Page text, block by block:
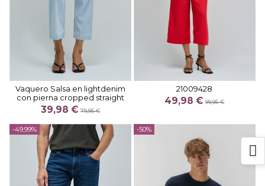
Vaquero Salsa en lightdenim
con pierna cropped straight
39,98 €79,95 €
21009428
49,98 €99,95 €
-49,99% -50%